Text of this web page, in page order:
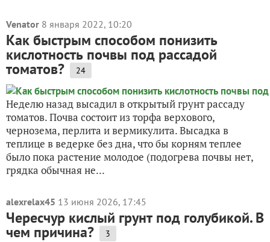
Venator 8 января 2022, 10:20
Как быстрым способом понизить
кислотность почвы под рассадой
томатов? 24
Неделю назад высадил в открытый грунт рассаду
томатов. Почва состоит из торфа верхового,
чернозема, перлита и вермикулита. Высадка в
теплице в ведерке без дна, что бы корням теплее
было пока растение молодое (подогрева почвы нет,
грядка обычная не...
alexrelax45 13 июня 2026, 17:45
Чересчур кислый грунт под голубикой. В
чем причина? 3